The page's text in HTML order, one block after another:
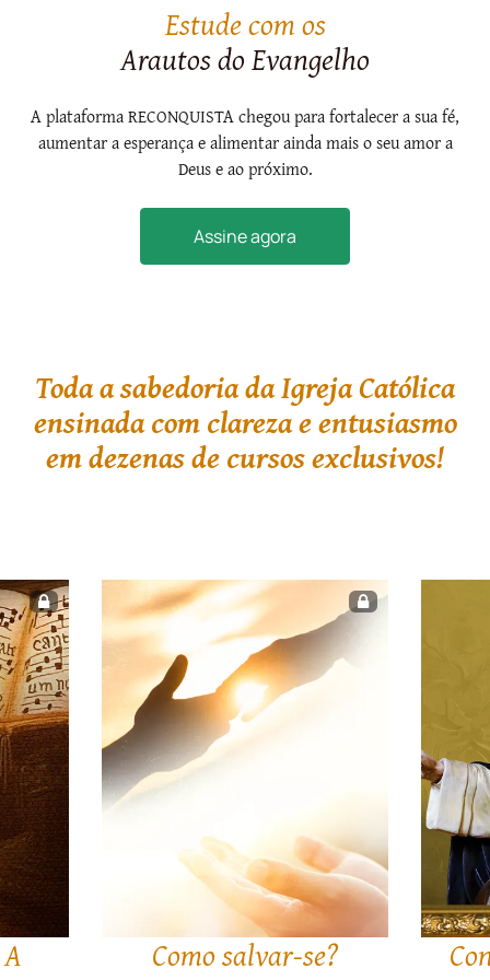
Estude com os
Arautos do Evangelho
A plataforma RECONQUISTA chegou para fortalecer a sua fé,
aumentar a esperança e alimentar ainda mais o seu amor a
Deus e ao próximo.
Assine agora
Toda a sabedoria da Igreja Católica
ensinada com clareza e entusiasmo
em dezenas de cursos exclusivos!
Como salvar-se?